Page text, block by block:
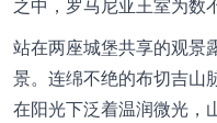
之中，罗马尼亚王室为数
站在两座城堡共享的观景
景。连绵不绝的布切吉山
在阳光下泛着温润微光，